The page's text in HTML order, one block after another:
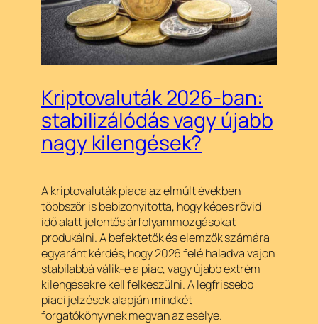
Kriptovaluták 2026-ban:
stabilizálódás vagy újabb
nagy kilengések?
A kriptovaluták piaca az elmúlt években
többször is bebizonyította, hogy képes rövid
idő alatt jelentős árfolyammozgásokat
produkálni. A befektetők és elemzők számára
egyaránt kérdés, hogy 2026 felé haladva vajon
stabilabbá válik-e a piac, vagy újabb extrém
kilengésekre kell felkészülni. A legfrissebb
piaci jelzések alapján mindkét
forgatókönyvnek megvan az esélye.